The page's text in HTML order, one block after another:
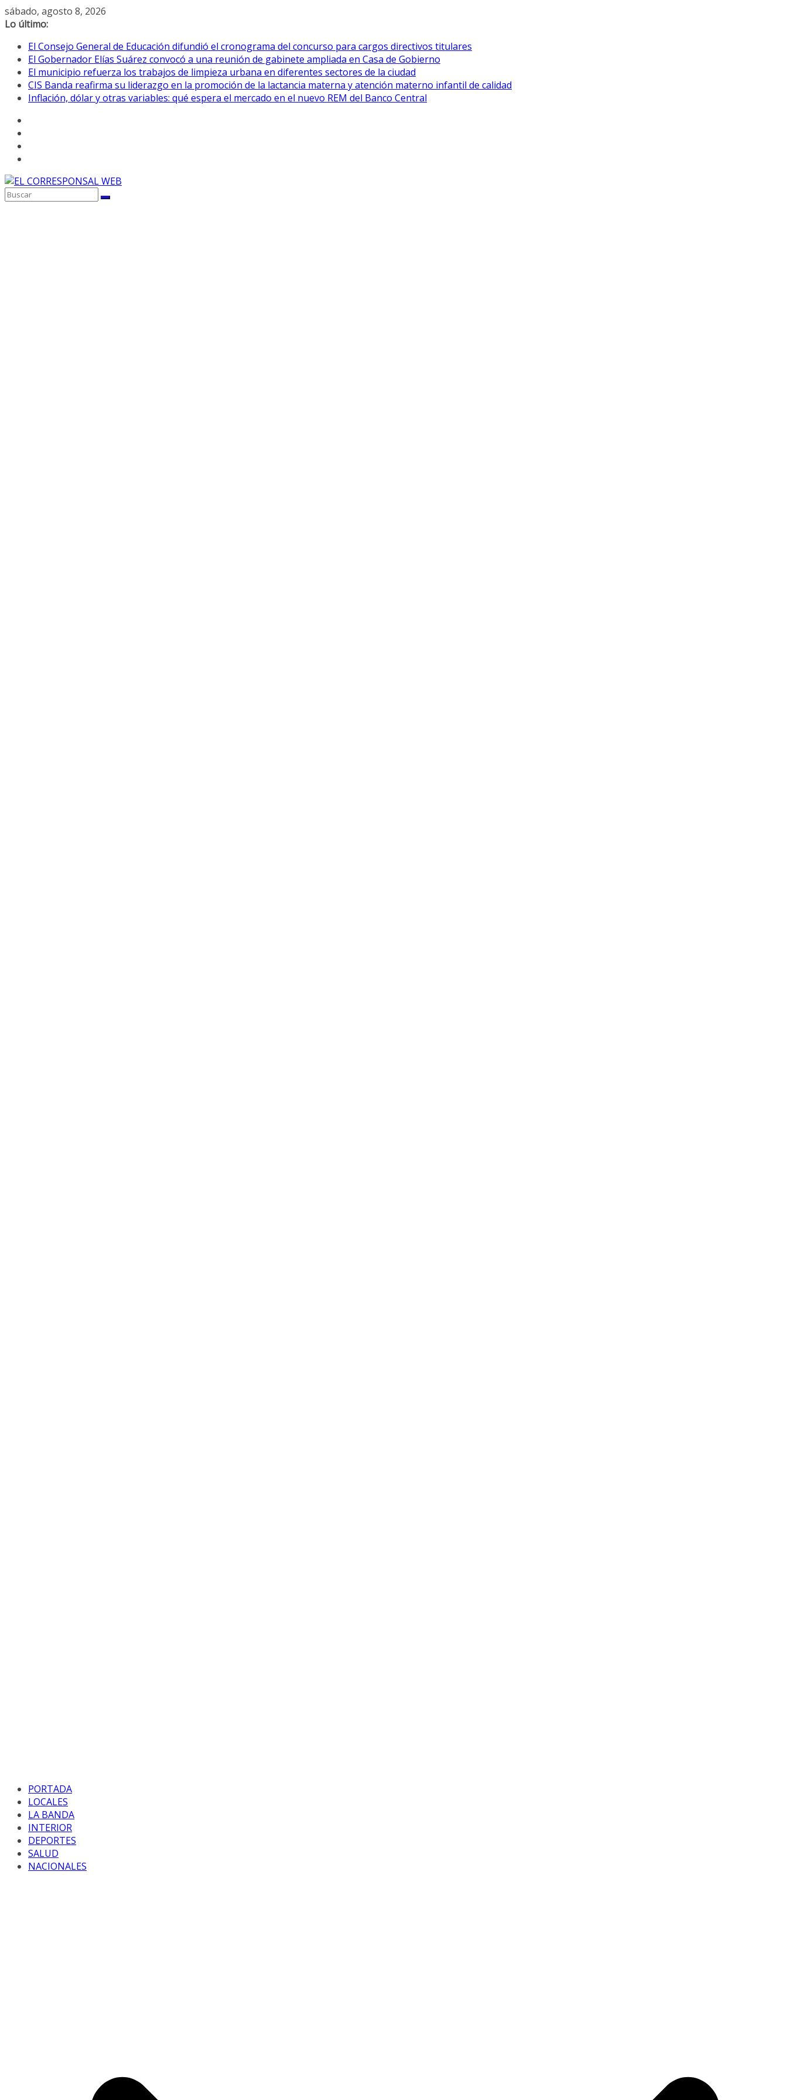
Saltar
al
sábado, agosto 8, 2026
Lo último:
El Consejo General de Educación difundió el cronograma del concurso para cargos directivos titulares
El Gobernador Elías Suárez convocó a una reunión de gabinete ampliada en Casa de Gobierno
El municipio refuerza los trabajos de limpieza urbana en diferentes sectores de la ciudad
CIS Banda reafirma su liderazgo en la promoción de la lactancia materna y atención materno infantil de calidad
Inflación, dólar y otras variables: qué espera el mercado en el nuevo REM del Banco Central
PORTADA
LOCALES
LA BANDA
INTERIOR
DEPORTES
SALUD
NACIONALES